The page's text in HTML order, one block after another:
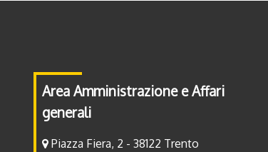
Area Amministrazione e Affari
generali
Piazza Fiera, 2 - 38122 Trento